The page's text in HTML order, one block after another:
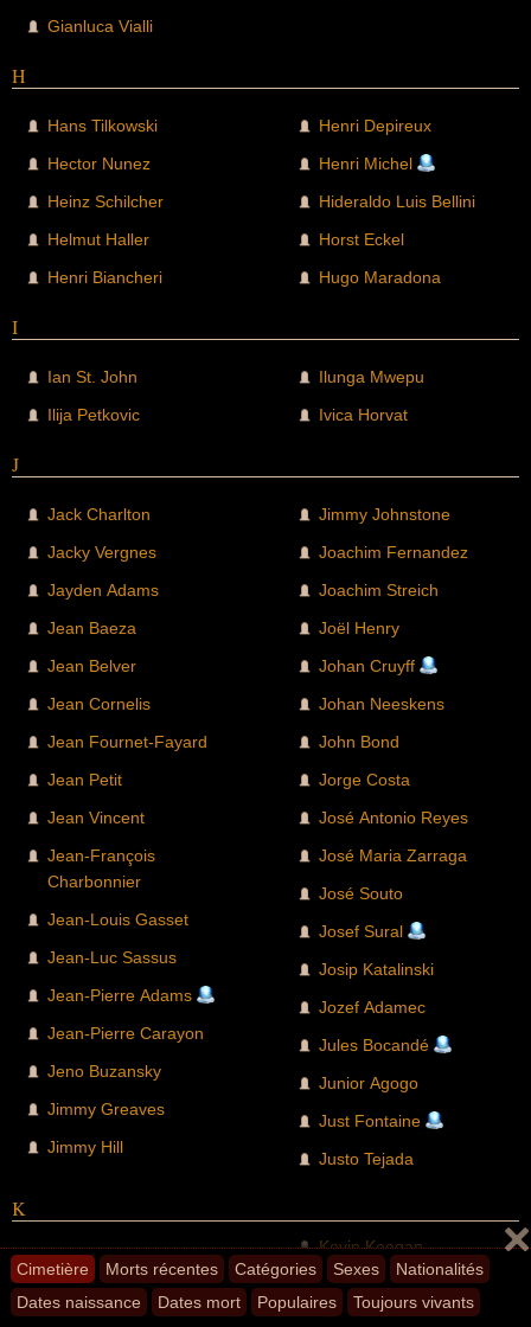
Cimetière Morts récentes Catégories Sexes
Nationalités
Dates naissance
Dates mort Populaires Toujours vivants
Gianluca Vialli
H
Hans Tilkowski
Hector Nunez
Heinz Schilcher
Helmut Haller
Henri Biancheri
Henri Depireux
Henri Michel
Hideraldo Luis Bellini
Horst Eckel
Hugo Maradona
I
Ian St. John
Ilija Petkovic
Ilunga Mwepu
Ivica Horvat
J
Jack Charlton
Jacky Vergnes
Jayden Adams
Jean Baeza
Jean Belver
Jean Cornelis
Jean Fournet-Fayard
Jean Petit
Jean Vincent
Jean-François
Charbonnier
Jean-Louis Gasset
Jean-Luc Sassus
Jean-Pierre Adams
Jean-Pierre Carayon
Jeno Buzansky
Jimmy Greaves
Jimmy Hill
Jimmy Johnstone
Joachim Fernandez
Joachim Streich
Joël Henry
Johan Cruyff
Johan Neeskens
John Bond
Jorge Costa
José Antonio Reyes
José Maria Zarraga
José Souto
Josef Sural
Josip Katalinski
Jozef Adamec
Jules Bocandé
Junior Agogo
Just Fontaine
Justo Tejada
K
Kevin Keegan
L